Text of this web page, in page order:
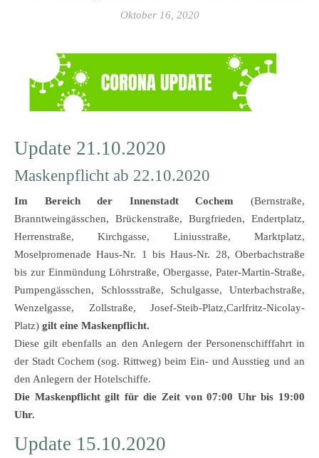
Oktober 16, 2020
Update 21.10.2020
Maskenpflicht ab 22.10.2020
Im Bereich der Innenstadt Cochem (Bernstraße,
Branntweingässchen, Brückenstraße, Burgfrieden, Endertplatz,
Herrenstraße, Kirchgasse, Liniusstraße, Marktplatz,
Moselpromenade Haus-Nr. 1 bis Haus-Nr. 28, Oberbachstraße
bis zur Einmündung Löhrstraße, Obergasse, Pater-Martin-Straße,
Pumpengässchen, Schlossstraße, Schulgasse, Unterbachstraße,
Wenzelgasse, Zollstraße, Josef-Steib-Platz,Carlfritz-Nicolay-
Platz) gilt eine Maskenpflicht.
Diese gilt ebenfalls an den Anlegern der Personenschifffahrt in
der Stadt Cochem (sog. Rittweg) beim Ein- und Ausstieg und an
den Anlegern der Hotelschiffe.
Die Maskenpflicht gilt für die Zeit von 07:00 Uhr bis 19:00
Uhr.
Update 15.10.2020